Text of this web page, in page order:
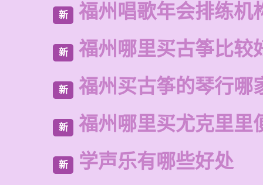
新 福州唱歌年会排练机
新 福州哪里买古筝比较
新 福州买古筝的琴行哪
新 福州哪里买尤克里里
新 学声乐有哪些好处